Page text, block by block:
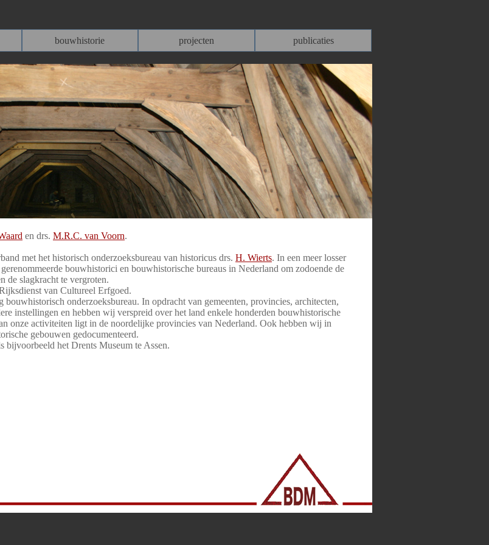
bouwhistorie projecten publicaties
en drs. M.R.C. van Voorn.
met het historisch onderzoeksbureau van historicus drs. H. Wierts. In een meer losser
bouwhistorici en bouwhistorische bureaus in Nederland om zodoende de
de slagkracht te vergroten.
van Cultureel Erfgoed.
onderzoeksbureau. In opdracht van gemeenten, provincies, architecten,
instellingen en hebben wij verspreid over het land enkele honderden bouwhistorische
onze activiteiten ligt in de noordelijke provincies van Nederland. Ook hebben wij in
gebouwen gedocumenteerd.
bijvoorbeeld het Drents Museum te Assen.